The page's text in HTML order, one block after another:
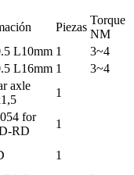
Piezas
Torque
NM
L10mm 1
3~4
L16mm 1
3~4
axle
1
for
RD
1
1